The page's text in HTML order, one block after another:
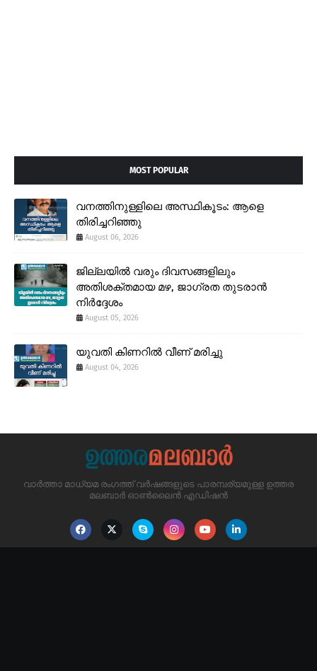
MOST POPULAR
വനത്തിനുള്ളിലെ അസ്ഥികൂടം: ആളെ
തിരിച്ചറിഞ്ഞു
August 06, 2026
ജില്ലയിൽ വരും ദിവസങ്ങളിലും
അതിശക്തമായ മഴ, ജാഗ്രത തുടരാൻ
നിർദ്ദേശം
August 05, 2026
യുവതി കിണറിൽ വീണ് മരിച്ചു
August 04, 2026
വാർത്താ മാധ്യമ രംഗത്ത് വർഷങ്ങളുടെ പാരമ്പര്യമുള്ള ഉത്തര
മലബാർ ഓൺലൈൻ എഡിഷൻ